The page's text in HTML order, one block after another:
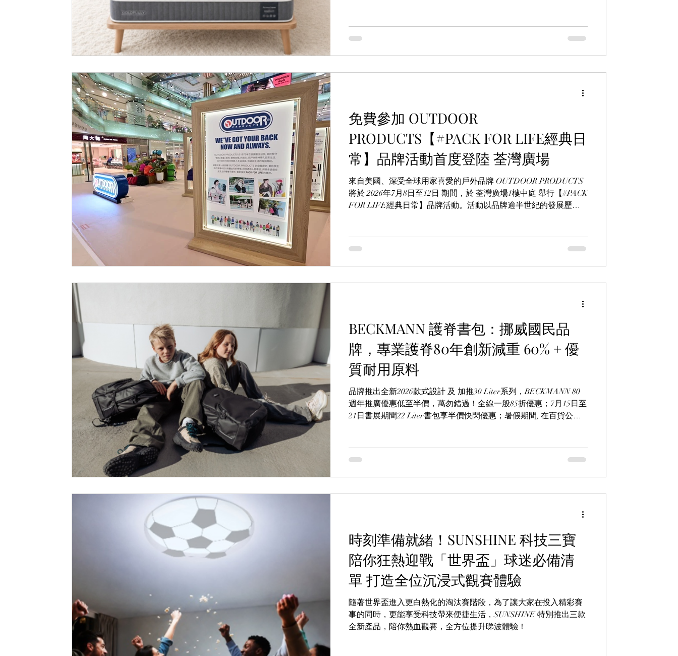
讓家人與毛孩都能睡得安心。即日起推出限時暑假優惠：「床褥單
買破底價」無需優惠碼即享激減 7 折，早買早享受，歡迎即刻去網
免費參加 OUTDOOR
PRODUCTS【#PACK FOR LIFE經典日
常】品牌活動首度登陸 荃灣廣場
來自美國、深受全球用家喜愛的戶外品牌 OUTDOOR PRODUCTS
將於 2026年7月8日至12日 期間，於 荃灣廣場1樓中庭 舉行【#PACK
FOR LIFE經典日常】品牌活動。活動以品牌逾半世紀的發展歷程
BECKMANN 護脊書包：挪威國民品
牌，專業護脊80年創新減重 60% + 優
質耐用原料
品牌推出全新2026款式設計 及 加推30 Liter系列，BECKMANN 80
週年推廣優惠低至半價，萬勿錯過！全線一般85折優惠；7月15日至
21日書展期間22 Liter書包享半價快閃優惠；暑假期間, 在百貨公司
時刻準備就緒！SUNSHINE 科技三寶
陪你狂熱迎戰「世界盃」球迷必備清
單 打造全位沉浸式觀賽體驗
隨著世界盃進入更白熱化的淘汰賽階段，為了讓大家在投入精彩賽
事的同時，更能享受科技帶來便捷生活，SUNSHINE 特別推出三款
全新產品，陪你熱血觀賽，全方位提升睇波體驗！